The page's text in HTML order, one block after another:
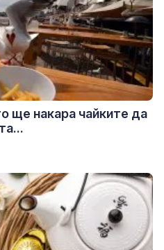
ще накара чайките да